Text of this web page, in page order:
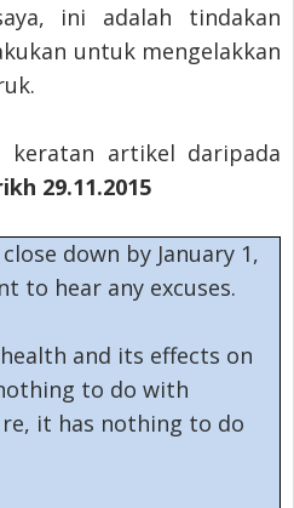
ini adalah tindakan
untuk mengelakkan
keratan artikel daripada
29.11.2015
down by January 1,
to hear any excuses.
and its effects on
to do with
it has nothing to do